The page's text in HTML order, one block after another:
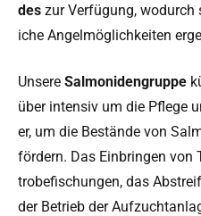
des zur Ver­fü­gung,
iche Angelmöglichkeit­en
Unsere Salmoniden­gruppe
über inten­siv um die Pflege
er, um die Bestände von
fördern. Das Ein­brin­gen von
trobe­fis­chun­gen, das
der Betrieb der